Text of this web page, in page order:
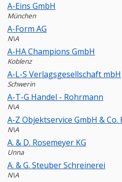
A-Eins GmbH
München
A-Form AG
N\A
A-HA Champions GmbH
Koblenz
A-L-S Verlagsgesellschaft mbH
Schwerin
A-T-G Handel - Rohrmann
N\A
A-Z Objektservice GmbH & Co.
N\A
A. & D. Rosemeyer KG
Unna
A. & G. Steuber Schreinerei
N\A